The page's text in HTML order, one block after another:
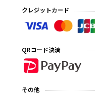
クレジットカード
QRコード決済
その他